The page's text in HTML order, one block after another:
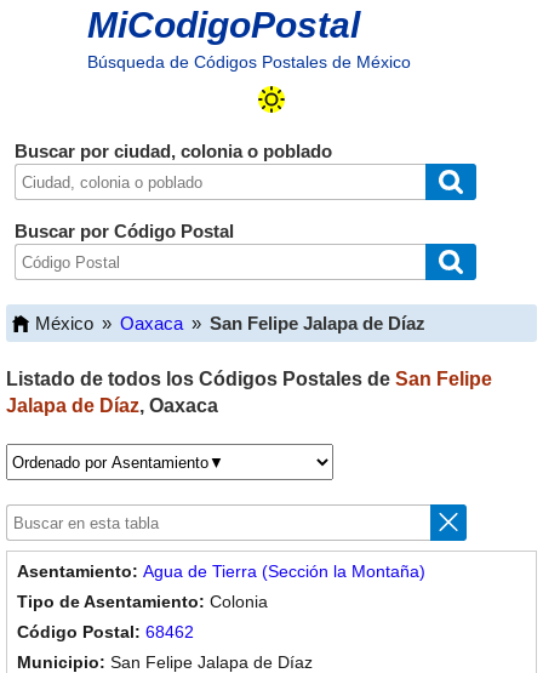
MiCodigoPostal
Búsqueda de Códigos Postales de México
Buscar por ciudad, colonia o poblado
Buscar por Código Postal
México » Oaxaca » San Felipe Jalapa de Díaz
Listado de todos los Códigos Postales de San Felipe
Jalapa de Díaz, Oaxaca
Agua de Tierra (Sección la Montaña)
Colonia
68462
San Felipe Jalapa de Díaz